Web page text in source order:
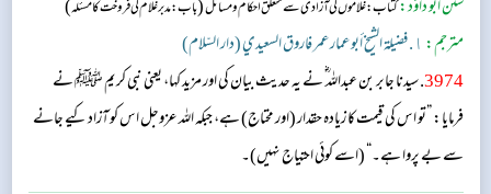
سنن ابو داؤد:کتاب: غلاموں کی آزادی سے متعلق احکام و مسائل(باب: مدبر غلام کی فروخت کا مسئلہ)
مترجم: ١. فضيلة الشيخ أبو عمار عمر فاروق السعيدي (دار السّلام)
3974. سیدنا جابر بن عبداللہ ؓ نے یہ حدیث بیان کی اور مزید کہا، یعنی نبی کریم ﷺ نے
فرمایا: ”تو اس کی قیمت کا زیادہ حقدار (اور محتاج) ہے، جبکہ اللہ عزوجل اس کو آزاد کیے جانے
سے بے پروا ہے۔“ (اسے کوئی احتیاج نہیں)۔